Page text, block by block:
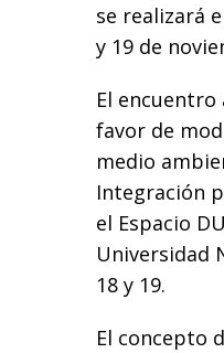
se realizará
y 19 de
El encuentro
favor de
medio
Integración
el Espacio
Universidad
18 y 19.
El concepto